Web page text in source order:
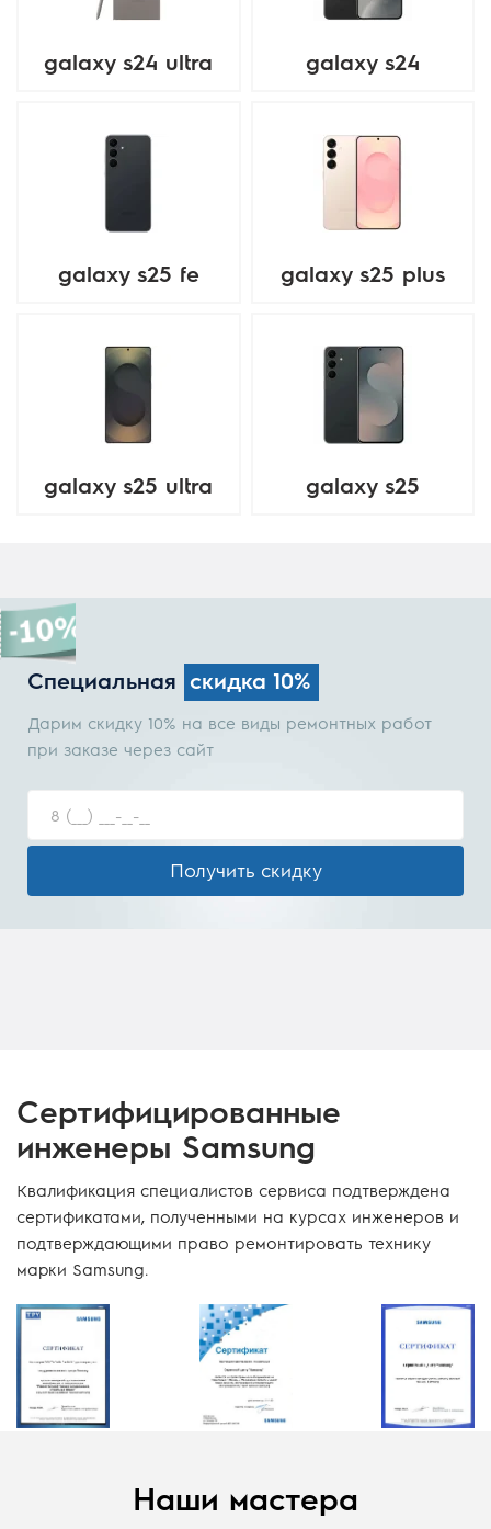
galaxy s24 ultra galaxy s24
galaxy s25 fe galaxy s25 plus
galaxy s25 ultra galaxy s25
Специальная скидка 10%
Дарим скидку 10% на все виды ремонтных работ
при заказе через сайт
Получить скидку
Сертифицированные
инженеры Samsung
Квалификация специалистов сервиса подтверждена
сертификатами, полученными на курсах инженеров и
подтверждающими право ремонтировать технику
марки Samsung.
Наши мастера